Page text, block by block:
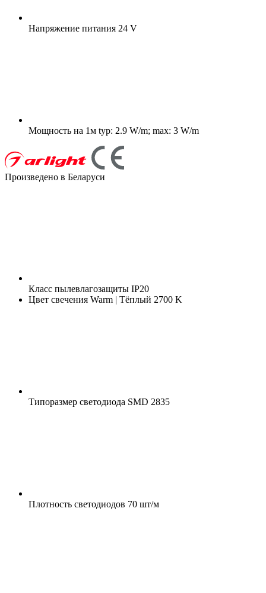
Напряжение питания 24 V
Мощность на 1м typ: 2.9 W/m; max: 3 W/m
Произведено в Беларуси
Класс пылевлагозащиты IP20
Цвет свечения Warm | Тёплый 2700 K
Типоразмер светодиода SMD 2835
Плотность светодиодов 70 шт/м